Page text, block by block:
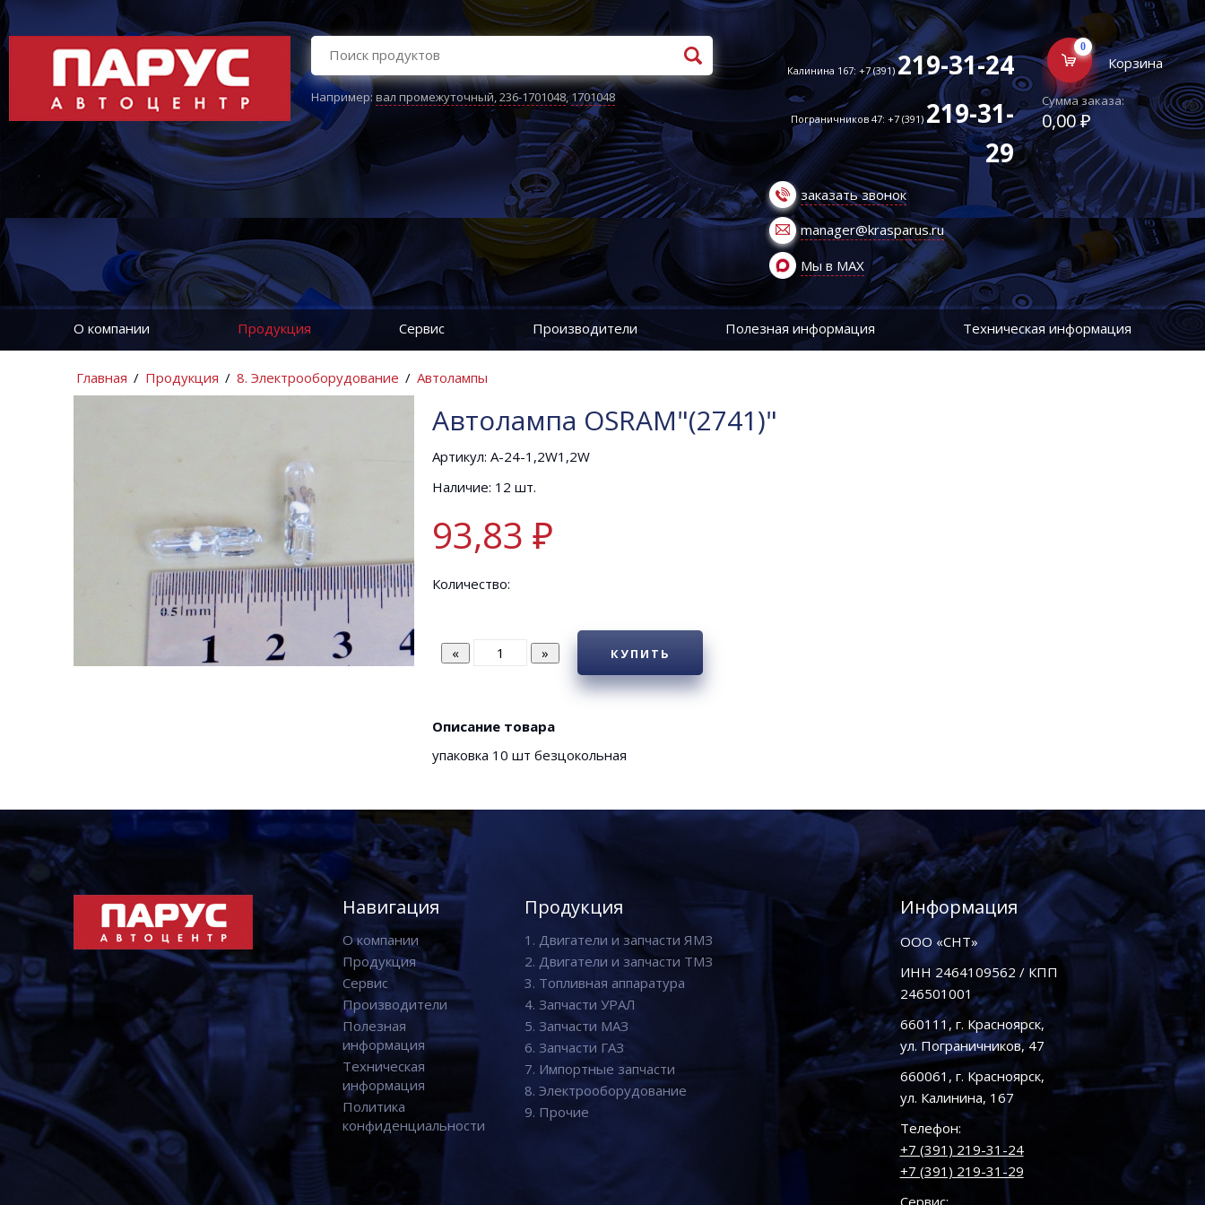
Например:вал промежуточный,236-1701048,1701048
Калинина 167: +7 (391)219-31-24
Пограничников 47: +7 (391)219-31-
29
заказать звонок
manager@krasparus.ru
Мы в MAX
0
Корзина
Сумма заказа:
0,00 ₽
О компании Продукция Сервис Производители Полезная информация Техническая информация
Главная / Продукция / 8. Электрооборудование / Автолампы
Автолампа OSRAM"(2741)"
Артикул: А-24-1,2W1,2W
Наличие: 12 шт.
93,83 ₽
Количество:
КУПИТЬ
Описание товара
упаковка 10 шт безцокольная
Навигация
О компании
Продукция
Сервис
Производители
Полезная
информация
Техническая
информация
Политика
конфиденциальности
Продукция
1. Двигатели и запчасти ЯМЗ
2. Двигатели и запчасти ТМЗ
3. Топливная аппаратура
4. Запчасти УРАЛ
5. Запчасти МАЗ
6. Запчасти ГАЗ
7. Импортные запчасти
8. Электрооборудование
9. Прочие
Информация
ООО «СНТ»
ИНН 2464109562 / КПП
246501001
660111, г. Красноярск,
ул. Пограничников, 47
660061, г. Красноярск,
ул. Калинина, 167
Телефон:
+7 (391) 219-31-24
+7 (391) 219-31-29
Сервис: